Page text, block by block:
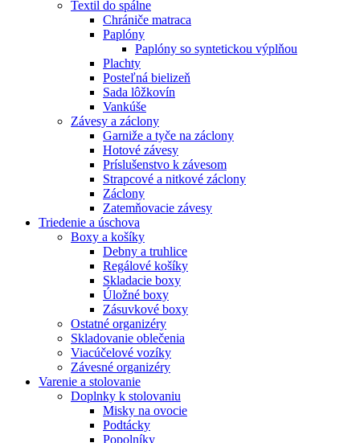
Textil do spálne
Chrániče matraca
Paplóny
Paplóny so syntetickou výplňou
Plachty
Posteľná bielizeň
Sada lôžkovín
Vankúše
Závesy a záclony
Garniže a tyče na záclony
Hotové závesy
Príslušenstvo k závesom
Strapcové a nitkové záclony
Záclony
Zatemňovacie závesy
Triedenie a úschova
Boxy a košíky
Debny a truhlice
Regálové košíky
Skladacie boxy
Úložné boxy
Zásuvkové boxy
Ostatné organizéry
Skladovanie oblečenia
Viacúčelové vozíky
Závesné organizéry
Varenie a stolovanie
Doplnky k stolovaniu
Misky na ovocie
Podtácky
Popolníky